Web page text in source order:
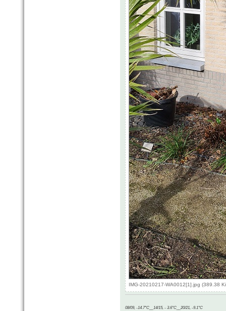
IMG-20210217-WA0012[1].jpg (389.38
08/09, -14.7°C__14/15, - 3.6°C__20/21, -9.1°C